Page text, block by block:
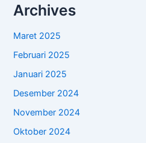
Archives
Maret 2025
Februari 2025
Januari 2025
Desember 2024
November 2024
Oktober 2024